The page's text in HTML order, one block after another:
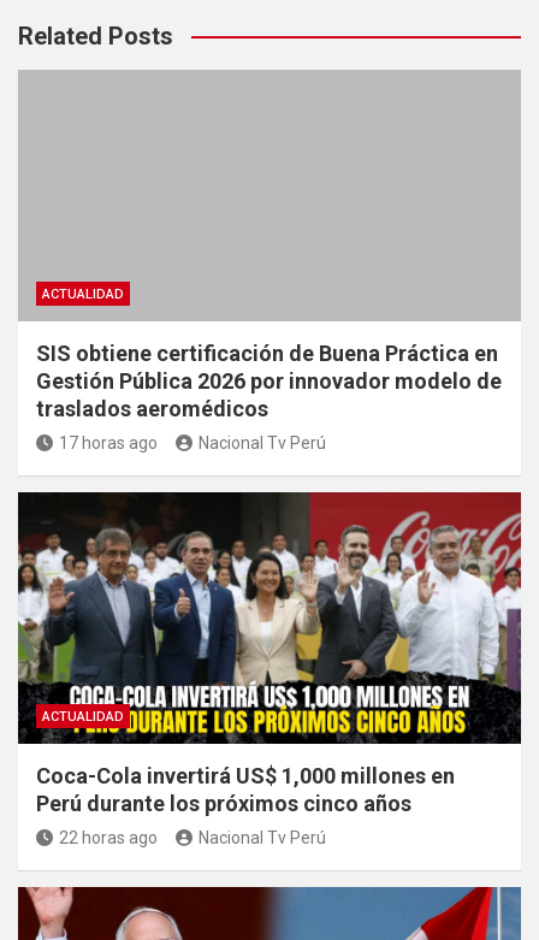
Related Posts
ACTUALIDAD
SIS obtiene certificación de Buena Práctica en
Gestión Pública 2026 por innovador modelo de
traslados aeromédicos
17 horas ago Nacional Tv Perú
ACTUALIDAD
Coca-Cola invertirá US$ 1,000 millones en
Perú durante los próximos cinco años
22 horas ago Nacional Tv Perú